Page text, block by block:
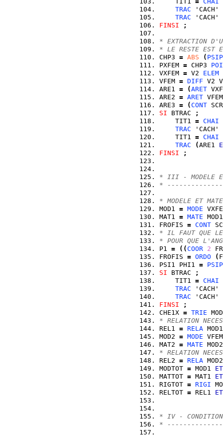
TRAC 'CACH'
TRAC 'CACH'
FINSI
;
* EXTRACTION
* LE RESTE EST
CHP3 = ABS ( PSIP
PXFEM = CHP3
VXFEM = V2 ELEM
VFEM = DIFF V2
ARE1 = (ARET
ARE2 = ARET
ARE3 = (CONT
SI BTRAC
;
    TIT1
= CHAI
TRAC 'CACH'
    TIT1
= CHAI
TRAC
(ARE1
FINSI
;
* III - MODELE
*
* MODELE ET
MOD1 = MODE
MAT1 = MATE
FROFIS = CONT
* IL FAUT QUE
* POUR QUE
P1 = ( (COOR 2
FROFIS = ORDO (
PSI1 PHI1 = PSIP
SI BTRAC
;
    TIT1
= CHAI
TRAC
TRAC
FINSI
;
CHE1X = TRIE
* RELATION
REL1 = RELA
MOD2 = MODE
MAT2 = MATE
* RELATION
REL2 = RELA
MODTOT = MOD1 ET
MATTOT = MAT1 ET
RIGTOT = RIGI
RELTOT = REL1 ET
* IV -
*